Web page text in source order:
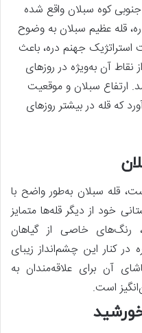
کوه سبلان واقع شده
قله عظیم سبلان به وضوح
استراتژیک جهنم دره، باعث
آن به‌ویژه در روزهای
ارتفاع سبلان و موقعیت
که قله در بیشتر روزهای
قله سبلان به‌طور واضح با
خود از دیگر قله‌ها متمایز
رنگ‌های خاصی از گیاهان
کنار این چشم‌انداز زیبای
آن برای علاقه‌مندان به
است.